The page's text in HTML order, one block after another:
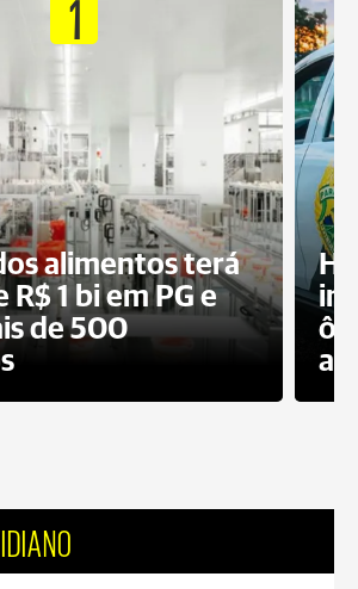
1
alimentos terá
R$ 1 bi em PG e
de 500